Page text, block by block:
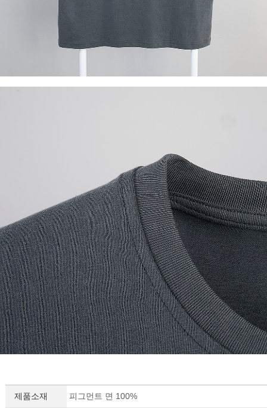
제품소재 피그먼트 면 100%